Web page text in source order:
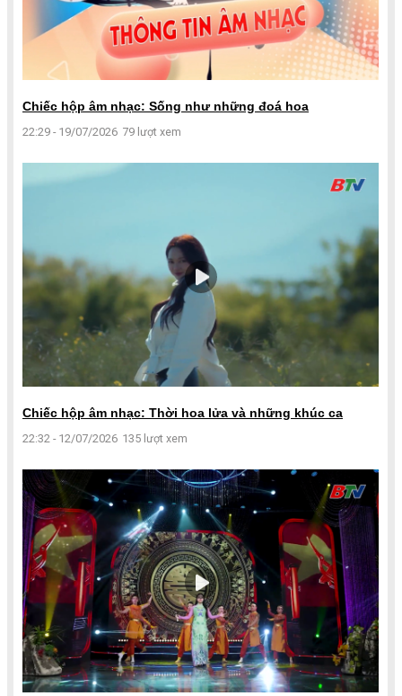
Chiếc hộp âm nhạc: Sống như những đoá hoa
22:29 - 19/07/2026 79 lượt xem
Chiếc hộp âm nhạc: Thời hoa lửa và những khúc ca
22:32 - 12/07/2026 135 lượt xem